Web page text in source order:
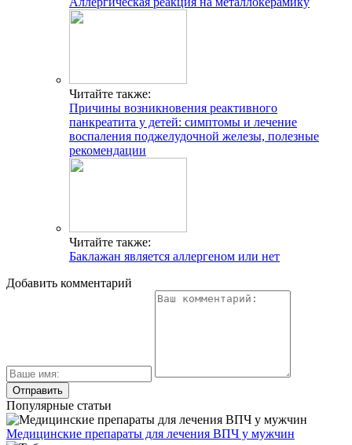
Читайте также:
Причины возникновения реактивного
панкреатита у детей: симптомы и лечение
воспаления поджелудочной железы, полезные
рекомендации
Читайте также:
Баклажан является аллергеном или нет
Добавить комментарий
Популярные статьи
Медицинские препараты для лечения ВПЧ у мужчин